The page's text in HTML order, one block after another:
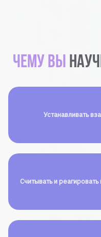
чему вы
Устанавливать
Считывать и